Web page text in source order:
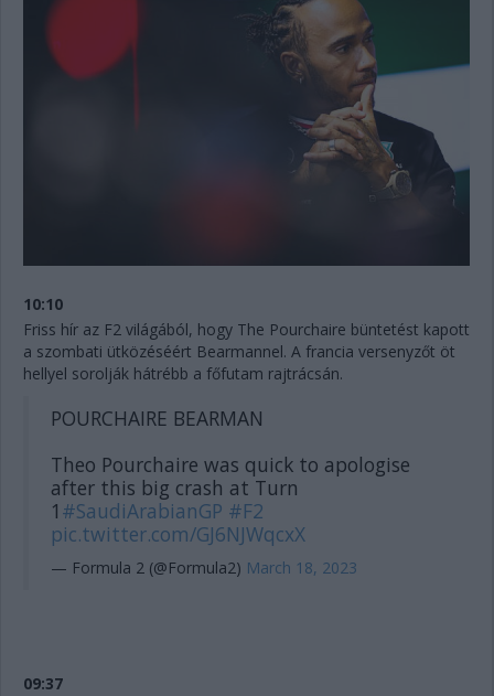
10:10
Friss hír az F2 világából, hogy The Pourchaire büntetést kapott
a szombati ütközéséért Bearmannel. A francia versenyzőt öt
hellyel sorolják hátrébb a főfutam rajtrácsán.
POURCHAIRE BEARMAN
Theo Pourchaire was quick to apologise
after this big crash at Turn
1 #SaudiArabianGP #F2
pic.twitter.com/GJ6NJWqcxX
— Formula 2 (@Formula2) March 18, 2023
09:37